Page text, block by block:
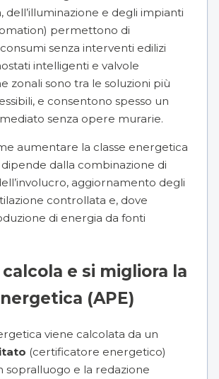
e degli impianti
permettono di
senza interventi edilizi
intelligenti e valvole
zonali sono tra le soluzioni più
e consentono spesso un
senza opere murarie.
aumentare la classe energetica
dalla combinazione di
aggiornamento degli
controllata e, dove
di energia da fonti
calcola e si migliora la
(APE)
viene calcolata da un
(certificatore energetico)
sopralluogo e la redazione